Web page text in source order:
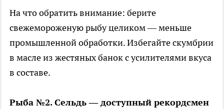
На что обратить внимание: берите
свежемороженую рыбу целиком — меньше
промышленной обработки. Избегайте скумбрии
в масле из жестяных банок с усилителями вкуса
в составе.
Рыба №2. Сельдь — доступный рекордсмен